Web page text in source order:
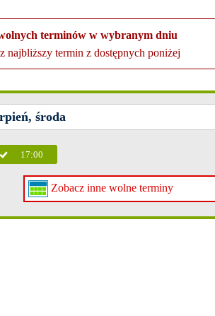
terminów w wybranym dniu
najbliższy termin z dostępnych poniżej
środa
17:00
Zobacz inne wolne terminy